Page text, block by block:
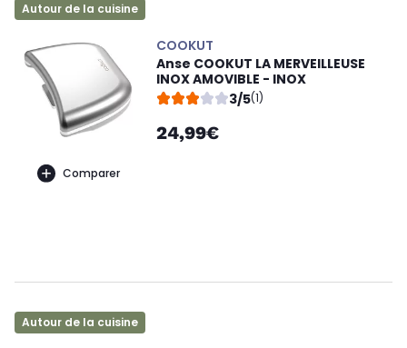
Autour de la cuisine
Comparer
COOKUT
Anse COOKUT LA MERVEILLEUSE
INOX AMOVIBLE - INOX
3/5(1)
24,99€
Autour de la cuisine